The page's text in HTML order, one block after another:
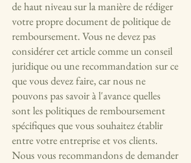
de haut niveau sur la manière de rédiger
votre propre document de politique de
remboursement. Vous ne devez pas
considérer cet article comme un conseil
juridique ou une recommandation sur ce
que vous devez faire, car nous ne
pouvons pas savoir à l'avance quelles
sont les politiques de remboursement
spécifiques que vous souhaitez établir
entre votre entreprise et vos clients.
Nous vous recommandons de demander